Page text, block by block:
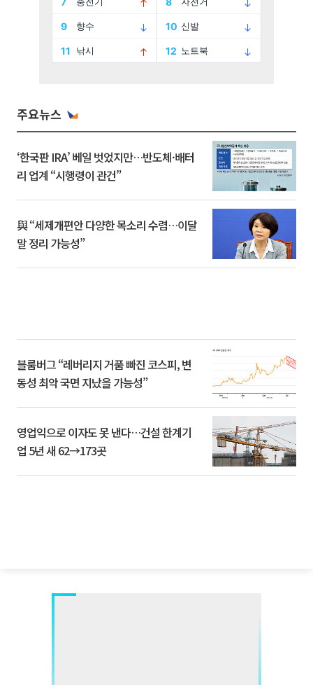
주요뉴스
‘한국판 IRA’ 베일 벗었지만…반도체·배터
리 업계 “시행령이 관건”
與 “세제개편안 다양한 목소리 수렴…이달
말 정리 가능성”
블룸버그 “레버리지 거품 빠진 코스피, 변
동성 최악 국면 지났을 가능성”
영업익으로 이자도 못 낸다…건설 한계기
업 5년 새 62→173곳